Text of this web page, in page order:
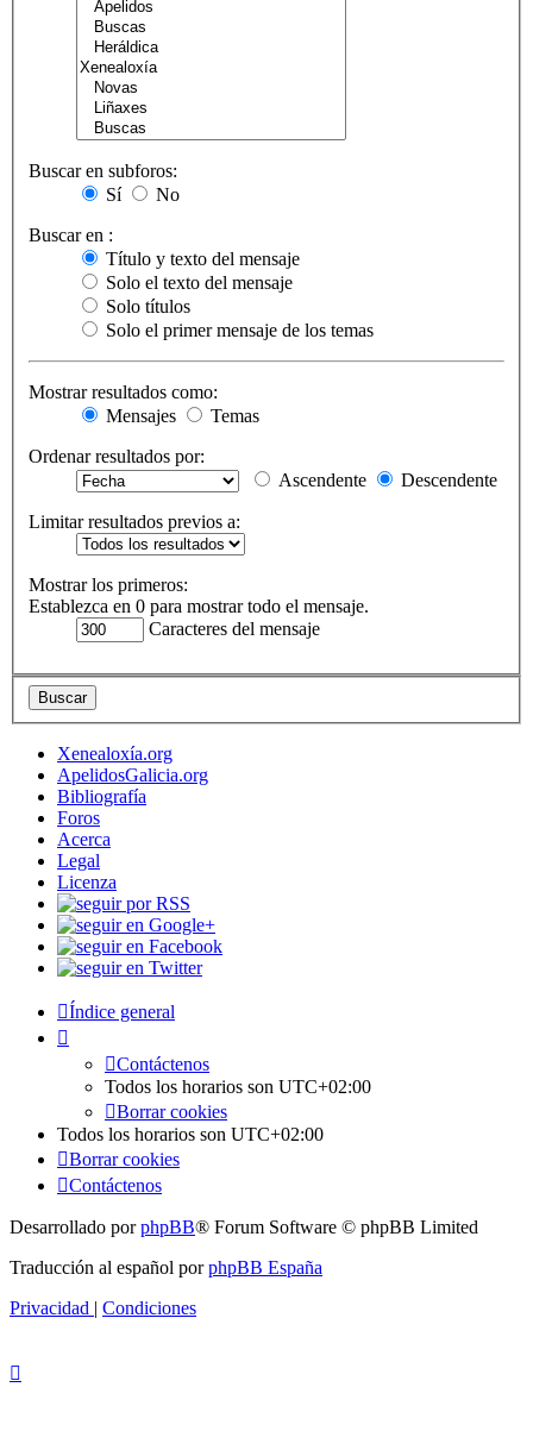
Buscar en subforos:
Sí
No
Buscar en :
Título y texto del mensaje
Solo el texto del mensaje
Solo títulos
Solo el primer mensaje de los temas
Mostrar resultados como:
Mensajes
Temas
Ordenar resultados por:
Ascendente
Descendente
Limitar resultados previos a:
Mostrar los primeros:
Establezca en 0 para mostrar todo el mensaje.
Caracteres del mensaje
Xenealoxía.org
ApelidosGalicia.org
Bibliografía
Foros
Acerca
Legal
Licenza
Índice general
Contáctenos
Todos los horarios son UTC+02:00
Borrar cookies
Todos los horarios son UTC+02:00
Borrar cookies
Contáctenos
Desarrollado porphpBB® Forum Software © phpBB Limited
Traducción al español porphpBB España
Privacidad | Condiciones